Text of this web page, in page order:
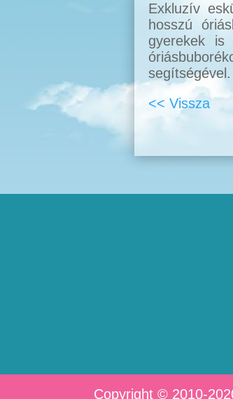
Exkluzív
hosszú
gyerekek is
segítségével.
<< Vissza
Copyright © 2010-